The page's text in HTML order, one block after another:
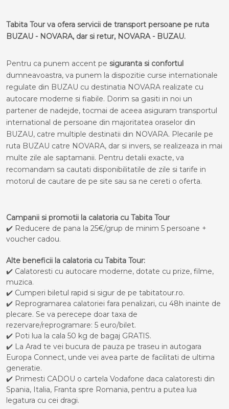
Tabita Tour va ofera servicii de transport persoane pe ruta
BUZAU - NOVARA, dar si retur, NOVARA - BUZAU.
Pentru ca punem accent pe siguranta si confortul
dumneavoastra, va punem la dispozitie curse internationale
regulate din BUZAU cu destinatia NOVARA realizate cu
autocare moderne si fiabile. Dorim sa gasiti in noi un
partener de nadejde, tocmai de aceea asiguram transportul
international de persoane din majoritatea oraselor din
BUZAU, catre multiple destinatii din NOVARA. Plecarile pe
ruta BUZAU catre NOVARA, dar si invers, se realizeaza in mai
multe zile ale saptamanii. Pentru detalii exacte, va
recomandam sa cautati disponibilitatile de zile si tarife in
motorul de cautare de pe site sau sa ne cereti o oferta.
Campanii si promotii la calatoria cu Tabita Tour
✔️ Reducere de pana la 25€/grup de minim 5 persoane +
voucher cadou.
Alte beneficii la calatoria cu Tabita Tour:
✔️ Calatoresti cu autocare moderne, dotate cu prize, filme,
muzica.
✔️ Cumperi biletul rapid si sigur de pe tabitatour.ro.
✔️ Reprogramarea calatoriei fara penalizari, cu 48h inainte de
plecare. Se va perecepe doar taxa de
rezervare/reprogramare: 5 euro/bilet.
✔️ Poti lua la cala 50 kg de bagaj GRATIS.
✔️ La Arad te vei bucura de pauza pe traseu in autogara
Europa Connect, unde vei avea parte de facilitati de ultima
generatie.
✔️ Primesti CADOU o cartela Vodafone daca calatoresti din
Spania, Italia, Franta spre Romania, pentru a putea lua
legatura cu cei dragi.